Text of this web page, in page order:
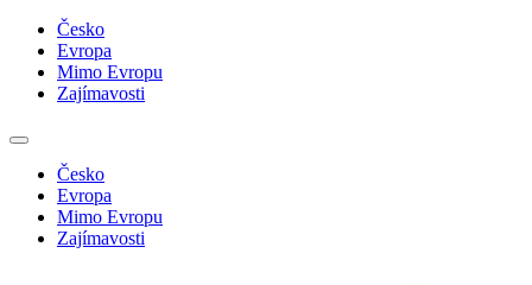
Česko
Evropa
Mimo Evropu
Zajímavosti
Česko
Evropa
Mimo Evropu
Zajímavosti